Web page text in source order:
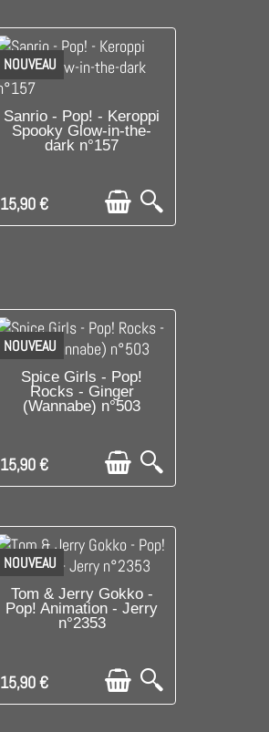
NOUVEAU
C'EST LE DERNIER !
Sanrio - Pop! - Keroppi
Spooky Glow-in-the-
dark n°157
15,90 €
NOUVEAU
DISPONIBLE
Spice Girls - Pop!
Rocks - Ginger
(Wannabe) n°503
15,90 €
NOUVEAU
DISPONIBLE
Tom & Jerry Gokko -
Pop! Animation - Jerry
n°2353
15,90 €